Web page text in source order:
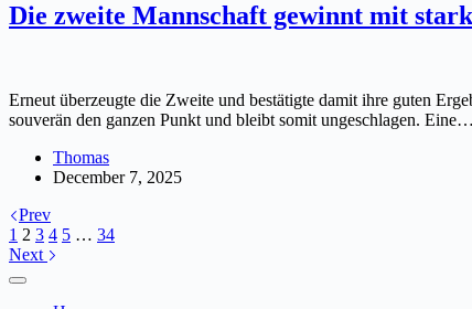
Die zweite Mannschaft gewinnt mit
Erneut überzeugte die Zweite und bestätigte damit ihre guten
souverän den ganzen Punkt und bleibt somit ungeschlagen. Eine…
Thomas
December 7, 2025
Prev
1 2 3 4 5 … 34
Next